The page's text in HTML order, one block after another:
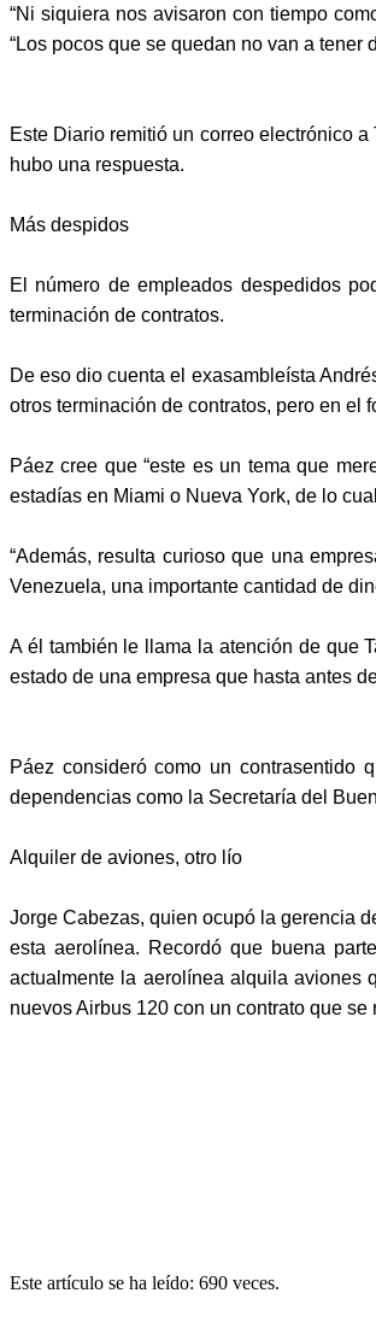
“Ni siquiera nos avisaron con tiempo
“Los pocos que se quedan no van a tener
Este Diario remitió un correo electrónico
hubo una respuesta.
Más despidos
El número de empleados despedidos
terminación de contratos.
De eso dio cuenta el exasambleísta
otros terminación de contratos, pero en el
Páez cree que “este es un tema que
estadías en Miami o Nueva York, de lo
“Además, resulta curioso que una
Venezuela, una importante cantidad de
A él también le llama la atención de que
estado de una empresa que hasta antes
Páez consideró como un contrasentido
dependencias como la Secretaría del
Alquiler de aviones, otro lío
Jorge Cabezas, quien ocupó la gerencia
esta aerolínea. Recordó que buena
actualmente la aerolínea alquila aviones
nuevos Airbus 120 con un contrato que
Este artículo se ha leído: 690 veces.